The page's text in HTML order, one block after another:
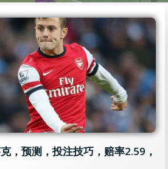
，预测，投注技巧，赔率2.59，